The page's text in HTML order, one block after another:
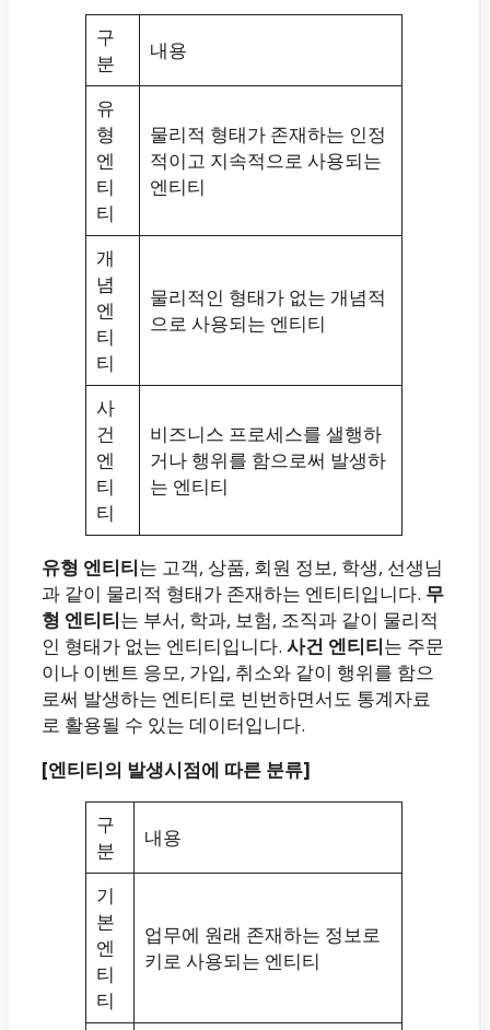
구
분
내용
유
형
엔
티
티
물리적 형태가 존재하는 인정
적이고 지속적으로 사용되는
엔티티
개
념
엔
티
티
물리적인 형태가 없는 개념적
으로 사용되는 엔티티
사
건
엔
티
티
비즈니스 프로세스를 샐행하
거나 행위를 함으로써 발생하
는 엔티티
유형 엔티티는 고객, 상품, 회원 정보, 학생, 선생님
과 같이 물리적 형태가 존재하는 엔티티입니다. 무
형 엔티티는 부서, 학과, 보험, 조직과 같이 물리적
인 형태가 없는 엔티티입니다. 사건 엔티티는 주문
이나 이벤트 응모, 가입, 취소와 같이 행위를 함으
로써 발생하는 엔티티로 빈번하면서도 통계자료
로 활용될 수 있는 데이터입니다.
[엔티티의 발생시점에 따른 분류]
구
분
내용
기
본
엔
티
티
업무에 원래 존재하는 정보로
키로 사용되는 엔티티